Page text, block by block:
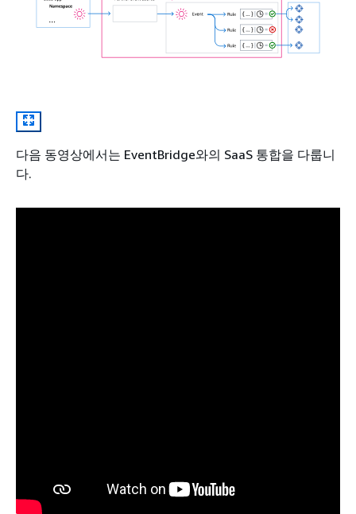
다음 동영상에서는 EventBridge와의 SaaS 통합을 다룹니
다.